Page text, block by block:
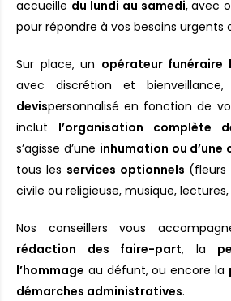
accueille du lundi au samedi, avec
pour répondre à vos besoins urgents
Sur place, un opérateur funéraire
avec discrétion et
devispersonnalisé en fonction de
inclut l’organisation complète
s’agisse d’une inhumation ou d’une
tous les services optionnels (fleurs
civile ou religieuse, musique,
Nos conseillers vous
rédaction des faire-part, la
l’hommage au défunt, ou encore la
démarches administratives.